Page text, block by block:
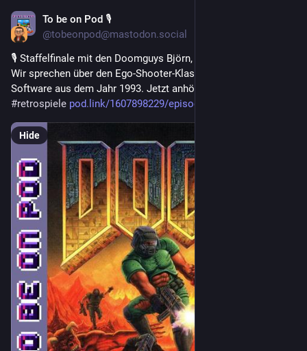
To be on Pod 🎙
@tobeonpod@mastodon.social
🎙️ Staffelfinale mit den Doomguys Björn, Christian und Sven –
Wir sprechen über den Ego-Shooter-Klassiker „Doom“ von id
Software aus dem Jahr 1993. Jetzt anhören!
#retrospiele pod.link/1607898229/episode/ZT
Hide